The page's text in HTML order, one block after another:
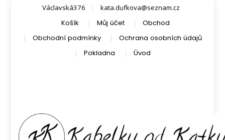
Václavská376 kata.dufkova@seznam.cz
Košík Můj účet
Obchod
Obchodní podmínky
Ochrana osobních údajů
Pokladna
Úvod